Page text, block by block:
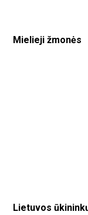
Mielieji žmonės
Lietuvos